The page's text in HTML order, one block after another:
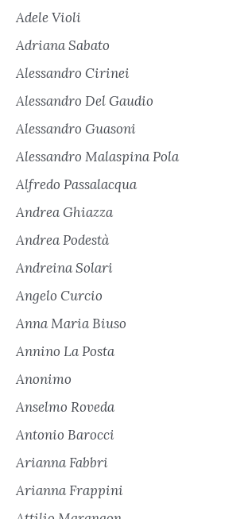
Adele Violi
Adriana Sabato
Alessandro Cirinei
Alessandro Del Gaudio
Alessandro Guasoni
Alessandro Malaspina Pola
Alfredo Passalacqua
Andrea Ghiazza
Andrea Podestà
Andreina Solari
Angelo Curcio
Anna Maria Biuso
Annino La Posta
Anonimo
Anselmo Roveda
Antonio Barocci
Arianna Fabbri
Arianna Frappini